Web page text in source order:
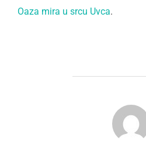
Oaza mira u srcu Uvca.
POST